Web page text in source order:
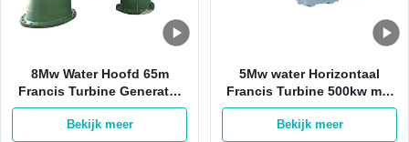
8Mw Water Hoofd 65m
Francis Turbine Generator
van Francis Hydro Turbine
800kw
Bekijk meer
5Mw water Horizontaal
Francis Turbine 500kw met
Roestvrij staalagent
Bekijk meer